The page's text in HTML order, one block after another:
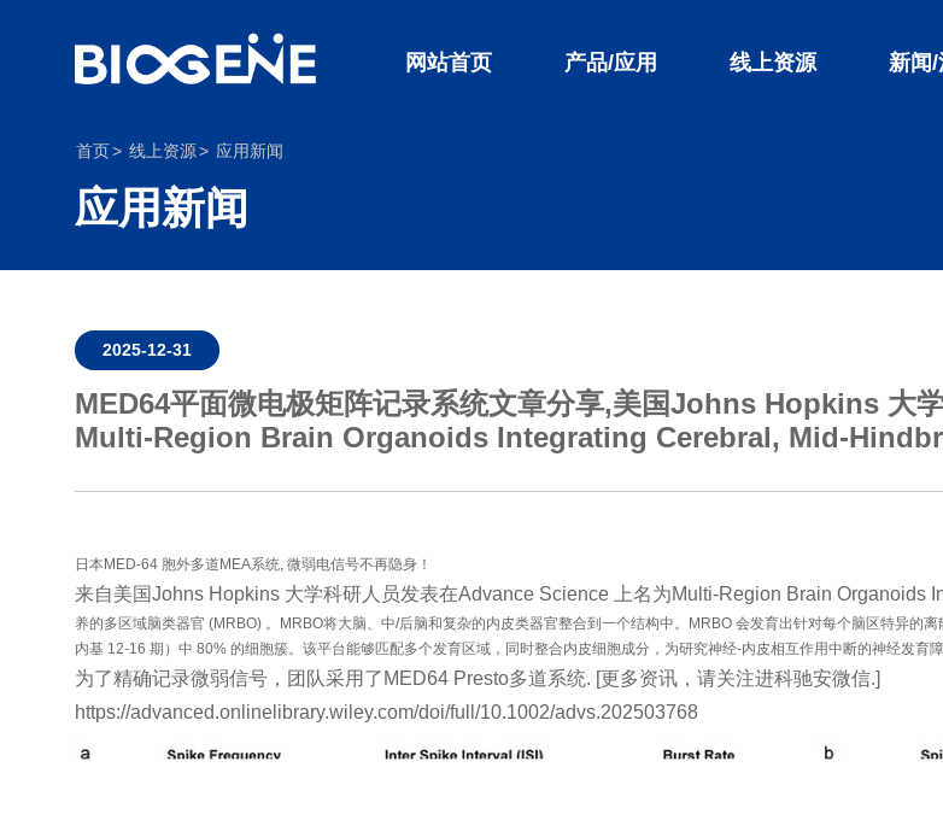
网站首页 产品/应用 线上资源 新闻/
首页 线上资源 应用新闻
应用新闻
2025-12-31
MED64平面微电极矩阵记录系统文章分享,美国Johns Hopkins 大
Multi-Region Brain Organoids Integrating Cerebral, Mid-
日本MED-64 胞外多道MEA系统, 微弱电信号不再隐身！
来自美国Johns Hopkins 大学科研人员发表在Advance Science 上名为Multi-Region Brain Organoids
养的多区域脑类器官 (MRBO) 。MRBO将大脑、中/后脑和复杂的内皮类器官整合到一个结构中。MRBO 会发育出针对每个脑区特异的
内基 12-16 期）中 80% 的细胞簇。该平台能够匹配多个发育区域，同时整合内皮细胞成分，为研究神经-内皮相互作用中断的神经发育障
为了精确记录微弱信号，团队采用了MED64 Presto多道系统. [更多资讯，请关注进科驰安微信.]
https://advanced.onlinelibrary.wiley.com/doi/full/10.1002/advs.202503768